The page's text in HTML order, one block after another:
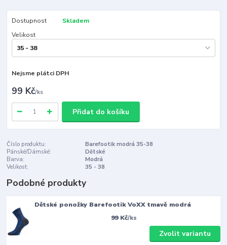
Dostupnost
Skladem
Velikost
Nejsme plátci DPH
99 Kč/ks
Přidat do košíku
Číslo produktu:
Barefootik modrá 35-38
Pánské/Dámské:
Dětské
Barva:
Modrá
Velikost:
35 - 38
Podobné produkty
Dětské ponožky Barefootik VoXX tmavě modrá
99 Kč/ks
Zvolit variantu